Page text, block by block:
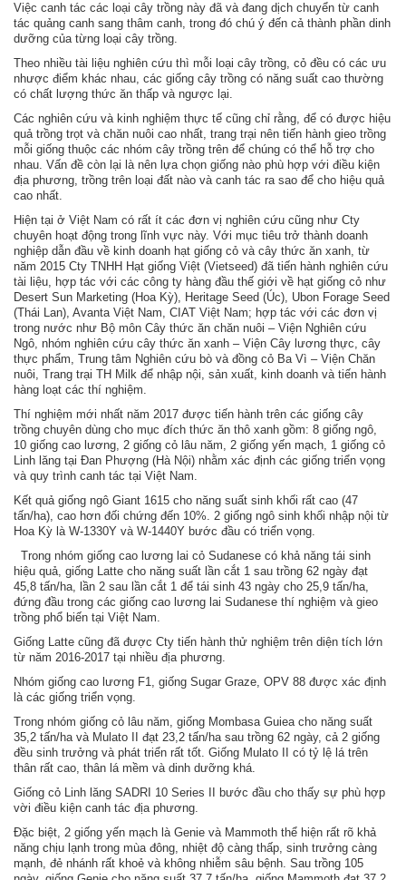
Việc canh tác các loại cây trồng này đã và đang dịch chuyển từ canh
tác quảng canh sang thâm canh, trong đó chú ý đến cả thành phần dinh
dưỡng của từng loại cây trồng.
Theo nhiều tài liệu nghiên cứu thì mỗi loại cây trồng, cỏ đều có các ưu
nhược điểm khác nhau, các giống cây trồng có năng suất cao thường
có chất lượng thức ăn thấp và ngược lại.
Các nghiên cứu và kinh nghiệm thực tế cũng chỉ rằng, để có được hiệu
quả trồng trọt và chăn nuôi cao nhất, trang trại nên tiến hành gieo trồng
mỗi giống thuộc các nhóm cây trồng trên để chúng có thể hỗ trợ cho
nhau. Vấn đề còn lại là nên lựa chọn giống nào phù hợp với điều kiện
địa phương, trồng trên loại đất nào và canh tác ra sao để cho hiệu quả
cao nhất.
Hiện tại ở Việt Nam có rất ít các đơn vị nghiên cứu cũng như Cty
chuyên hoạt động trong lĩnh vực này. Với mục tiêu trở thành doanh
nghiệp dẫn đầu về kinh doanh hạt giống cỏ và cây thức ăn xanh, từ
năm 2015 Cty TNHH Hạt giống Việt (Vietseed) đã tiến hành nghiên cứu
tài liệu, hợp tác với các công ty hàng đầu thế giới về hạt giống cỏ như
Desert Sun Marketing (Hoa Kỳ), Heritage Seed (Úc), Ubon Forage Seed
(Thái Lan), Avanta Việt Nam, CIAT Việt Nam; hợp tác với các đơn vị
trong nước như Bộ môn Cây thức ăn chăn nuôi – Viện Nghiên cứu
Ngô, nhóm nghiên cứu cây thức ăn xanh – Viện Cây lương thực, cây
thực phẩm, Trung tâm Nghiên cứu bò và đồng cỏ Ba Vì – Viện Chăn
nuôi, Trang trại TH Milk để nhập nội, sản xuất, kinh doanh và tiến hành
hàng loạt các thí nghiệm.
Thí nghiệm mới nhất năm 2017 được tiến hành trên các giống cây
trồng chuyên dùng cho mục đích thức ăn thô xanh gồm: 8 giống ngô,
10 giống cao lương, 2 giống cỏ lâu năm, 2 giống yến mạch, 1 giống cỏ
Linh lăng tại Đan Phượng (Hà Nội) nhằm xác định các giống triển vọng
và quy trình canh tác tại Việt Nam.
Kết quả giống ngô Giant 1615 cho năng suất sinh khối rất cao (47
tấn/ha), cao hơn đối chứng đến 10%. 2 giống ngô sinh khối nhập nội từ
Hoa Kỳ là W-1330Y và W-1440Y bước đầu có triển vọng.
Trong nhóm giống cao lương lai cỏ Sudanese có khả năng tái sinh
hiệu quả, giống Latte cho năng suất lần cắt 1 sau trồng 62 ngày đạt
45,8 tấn/ha, lần 2 sau lần cắt 1 để tái sinh 43 ngày cho 25,9 tấn/ha,
đứng đầu trong các giống cao lương lai Sudanese thí nghiệm và gieo
trồng phổ biến tại Việt Nam.
Giống Latte cũng đã được Cty tiến hành thử nghiệm trên diện tích lớn
từ năm 2016-2017 tại nhiều địa phương.
Nhóm giống cao lương F1, giống Sugar Graze, OPV 88 được xác định
là các giống triển vọng.
Trong nhóm giống cỏ lâu năm, giống Mombasa Guiea cho năng suất
35,2 tấn/ha và Mulato II đạt 23,2 tấn/ha sau trồng 62 ngày, cả 2 giống
đều sinh trưởng và phát triển rất tốt. Giống Mulato II có tỷ lệ lá trên
thân rất cao, thân lá mềm và dinh dưỡng khá.
Giống cỏ Linh lăng SADRI 10 Series II bước đầu cho thấy sự phù hợp
vời điều kiện canh tác địa phương.
Đặc biệt, 2 giống yến mạch là Genie và Mammoth thể hiện rất rõ khả
năng chịu lạnh trong mùa đông, nhiệt độ càng thấp, sinh trưởng càng
mạnh, đẻ nhánh rất khoẻ và không nhiễm sâu bệnh. Sau trồng 105